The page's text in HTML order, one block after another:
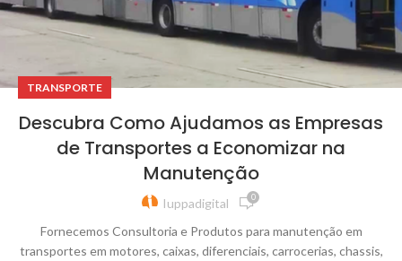
TRANSPORTE
Descubra Como Ajudamos as Empresas
de Transportes a Economizar na
Manutenção
Iuppadigital 0
Fornecemos Consultoria e Produtos para manutenção em
transportes em motores, caixas, diferenciais, carrocerias, chassis,